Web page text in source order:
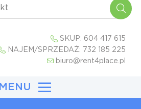
SKUP: 604 417 615
NAJEM/SPRZEDAŻ: 732 185 225
biuro@rent4place.pl
MENU